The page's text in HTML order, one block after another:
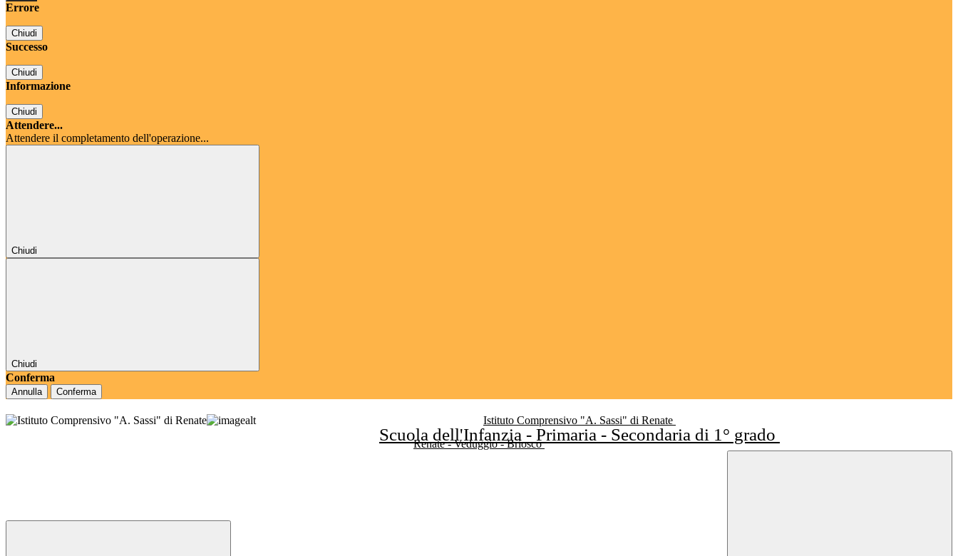
Errore
Chiudi
Successo
Chiudi
Informazione
Chiudi
Attendere...
Attendere il completamento dell'operazione...
Chiudi
Chiudi
Conferma
Annulla Conferma
Istituto Comprensivo "A. Sassi" di Renate
Scuola dell'Infanzia - Primaria - Secondaria di 1° grado
Renate - Veduggio - Briosco